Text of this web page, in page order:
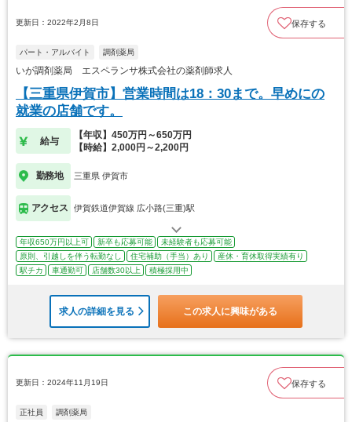
更新日：2022年2月8日 保存する
パート・アルバイト 調剤薬局
いが調剤薬局 エスペランサ株式会社の薬剤師求人
【三重県伊賀市】営業時間は18：30まで。早めにの
就業の店舗です。
給与
【年収】450万円～650万円
【時給】2,000円～2,200円
勤務地 三重県 伊賀市
アクセス 伊賀鉄道伊賀線 広小路(三重)駅
年収650万円以上可 新卒も応募可能
未経験者も応募可能
原則、引越しを伴う転勤なし
住宅補助（手当）あり
産休・育休取得実績有り
駅チカ
車通勤可 店舗数30以上 積極採用中
求人の詳細を見る この求人に興味がある
更新日：2024年11月19日 保存する
正社員 調剤薬局